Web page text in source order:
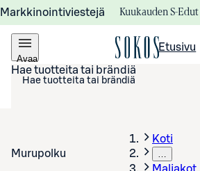
Markkinointiviestejä Kuukauden S-
Avaa
valikko
Etusivu
Hae tuotteita tai brändiä
Murupolku
Koti
…